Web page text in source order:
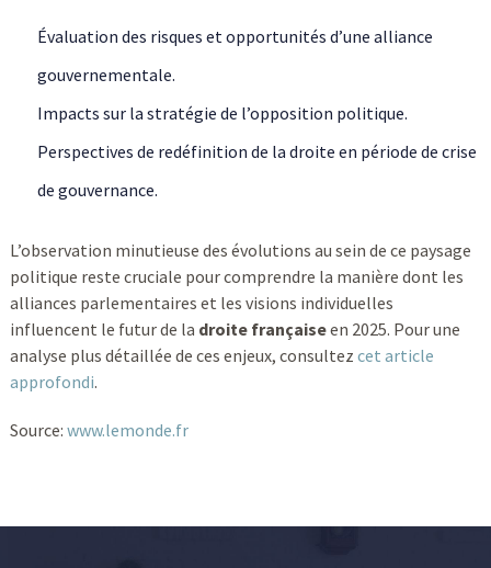
Évaluation des risques et opportunités d’une alliance
gouvernementale.
Impacts sur la stratégie de l’opposition politique.
Perspectives de redéfinition de la droite en période de crise
de gouvernance.
L’observation minutieuse des évolutions au sein de ce paysage
politique reste cruciale pour comprendre la manière dont les
alliances parlementaires et les visions individuelles
influencent le futur de la droite françaiseen 2025. Pour une
analyse plus détaillée de ces enjeux, consultez cet article
approfondi.
Source: www.lemonde.fr